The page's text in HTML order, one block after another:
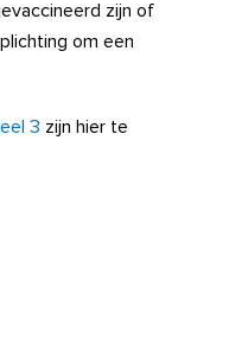
zijn of
om een
3 zijn hier te